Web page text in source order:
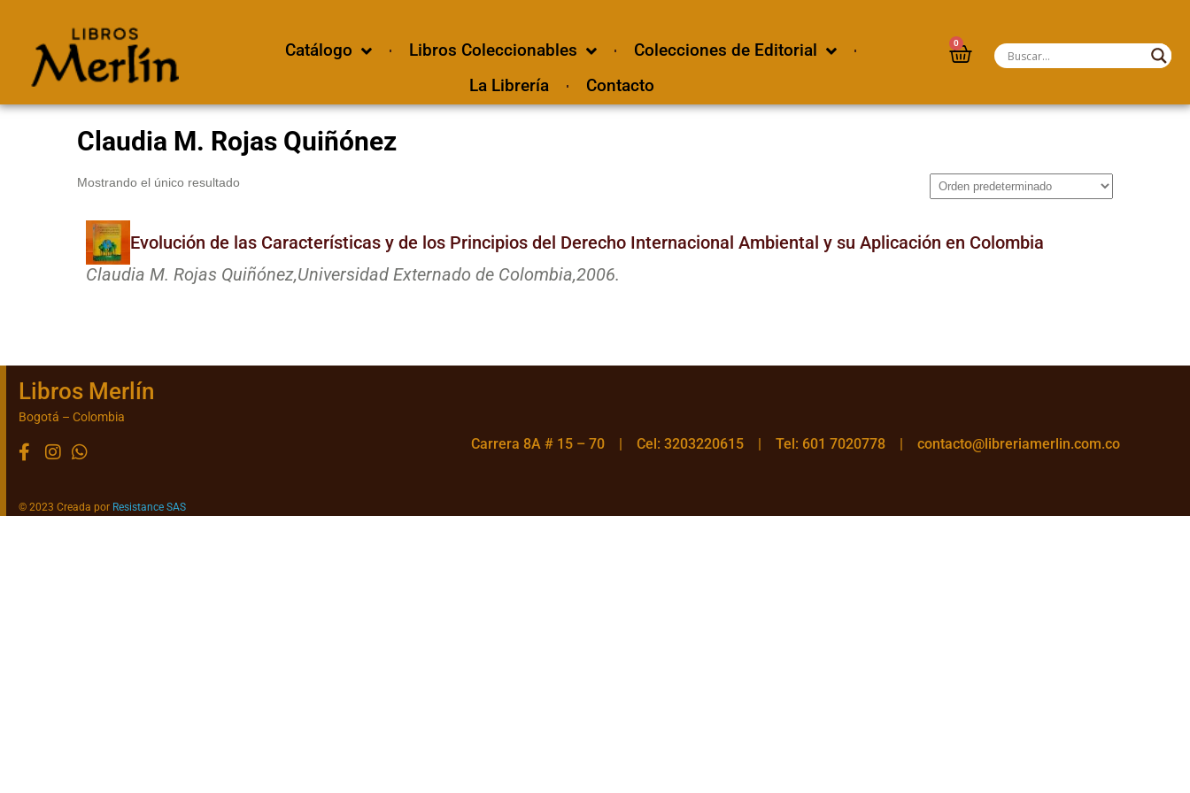
Catálogo Libros Coleccionables
Colecciones de Editorial
La Librería
Contacto
0
Claudia M. Rojas Quiñónez
Mostrando el único resultado
Evolución de las Características y de los Principios del Derecho Internacional Ambiental y su Aplicación en Colombia
Claudia M. Rojas Quiñónez,Universidad Externado de Colombia,2006.
Libros Merlín
Bogotá – Colombia
© 2023 Creada por Resistance SAS
Carrera 8A # 15 – 70 | Cel: 3203220615 | Tel: 601 7020778 | contacto@libreriamerlin.com.co